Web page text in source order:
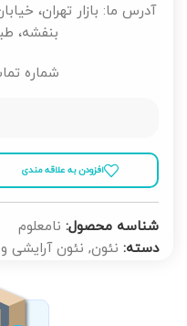
آدرس ما: بازار تهران،
بنفشه،
شماره تماس:
افزودن به علاقه مندی
شناسه محصول: نامعلوم
دسته: نئون, نئون آرایشی